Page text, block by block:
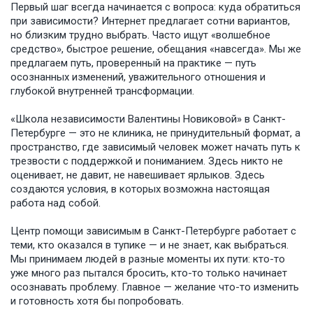
Первый шаг всегда начинается с вопроса: куда обратиться
при зависимости? Интернет предлагает сотни вариантов,
но близким трудно выбрать. Часто ищут «волшебное
средство», быстрое решение, обещания «навсегда». Мы же
предлагаем путь, проверенный на практике — путь
осознанных изменений, уважительного отношения и
глубокой внутренней трансформации.
«Школа независимости Валентины Новиковой» в Санкт-
Петербурге — это не клиника, не принудительный формат, а
пространство, где зависимый человек может начать путь к
трезвости с поддержкой и пониманием. Здесь никто не
оценивает, не давит, не навешивает ярлыков. Здесь
создаются условия, в которых возможна настоящая
работа над собой.
Центр помощи зависимым в Санкт-Петербурге работает с
теми, кто оказался в тупике — и не знает, как выбраться.
Мы принимаем людей в разные моменты их пути: кто-то
уже много раз пытался бросить, кто-то только начинает
осознавать проблему. Главное — желание что-то изменить
и готовность хотя бы попробовать.